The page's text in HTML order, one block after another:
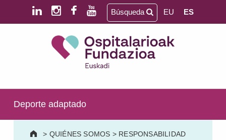
Saltar al contenido principal
Saltar al pie de página
SALUD MENTAL | DISCAPACIDAD INTELECTUAL | NEURORREHABILITACIÓN Y DAÑO CEREBRAL | PERSONA MAYOR
Búsqueda EU ES
Deporte adaptado
> QUIÉNES SOMOS > RESPONSABILIDAD